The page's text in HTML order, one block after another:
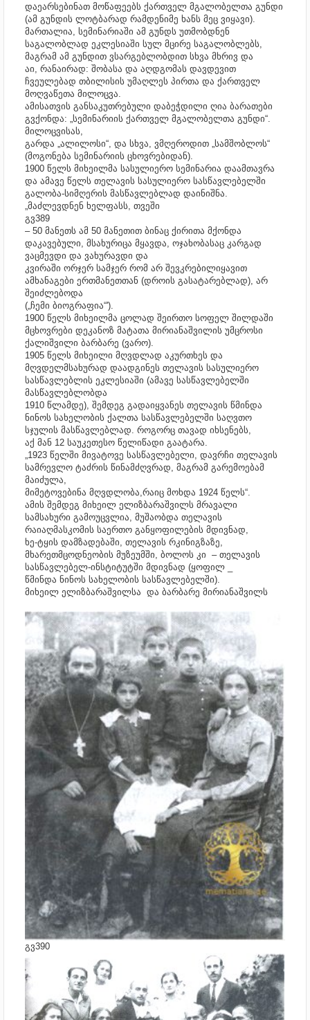
დაეარსებინათ მოწაფეებს ქართველ მგალობელთა გუნდი
(ამ გუნდის ლოტბარად რამდენიმე ხანს მეც ვიყავი).
მართალია, სემინარიაში ამ გუნდს უთმობდნენ
საგალობლად ეკლესიაში სულ მცირე საგალობლებს,
მაგრამ ამ გუნდით ვსარგებლობდით სხვა მხრივ და
აი, რანაირად: შობასა და აღდგომას დავდევით
ჩვეულებად თბილისის უმაღლეს პირთა და ქართველ
მოღვაწეთა მილოცვა.
ამისათვის განსაკუთრებული დაბეჭდილი ღია ბარათები
გვქონდა: „სემინარიის ქართველ მგალობელთა გუნდი“.
მილოცვისას,
გარდა „ალილოსი“, და სხვა, ვმღეროდით „სამშობლოს“
(მოგონება სემინარიის ცხოვრებიდან).
1900 წელს მიხეილმა სასულიერო სემინარია დაამთავრა
და ამავე წელს თელავის სასულიერო სასწავლებელში
გალობა-სიმღერის მასწავლებლად დაინიშნა.
„მაძლევდნენ ხელფასს, თვეში
გვ389
– 50 მანეთს ამ 50 მანეთით ბინაც ქირითა მქონდა
დაკავებული, მსახურიცა მყავდა, ოჯახობასაც კარგად
ვაცმევდი და ვახურავდი და
კვირაში ორჯერ სამჯერ რომ არ შევკრებილიყავით
ამხანაგები ერთმანეთთან (დროის გასატარებლად), არ
შეიძლებოდა
(„ჩემი ბიოგრაფია“').
1900 წელს მიხეილმა ცოლად შეირთო სოფელ შილდაში
მცხოვრები დეკანოზ მატათა მირიანაშვილის უმცროსი
ქალიშვილი ბარბარე (ვარო).
1905 წელს მიხეილი მღვდლად აკურთხეს და
მღვდელმსახურად დაადგინეს თელავის სასულიერო
სასწავლებლის ეკლესიაში (ამავე სასწავლებელში
მასწავლებლობდა
1910 წლამდე), შემდეგ გადაიყვანეს თელავის წმინდა
ნინოს სახელობის ქალთა სასწავლებელში საღვთო
სჯულის მასწავლებლად. როგორც თავად იხსენებს,
აქ მან 12 საუკეთესო წელიწადი გაატარა.
„1923 წელში მივატოვე სასწავლებელი, დავრჩი თელავის
სამრევლო ტაძრის წინამძღვრად, მაგრამ გარემოებამ
მაიძულა,
მიმეტოვებინა მღვდლობა,რაიც მოხდა 1924 წელს“.
ამის შემდეგ მიხეილ ელიზბარაშვილს მრავალი
სამსახური გამოუცვლია, მუშაობდა თელავის
რაიაღმასკომის საერთო განყოფილების მდივნად,
ხე-ტყის დამზადებაში, თელავის რკინიგზაზე,
მხარეთმცოდნეობის მუზეუმში, ბოლოს კი – თელავის
სასწავლებელ-ინსტიტუტში მდივნად (ყოფილ _
წმინდა ნინოს სახელობის სასწავლებელში).
მიხეილ ელიზბარაშვილსა და ბარბარე მირიანაშვილს
გვ390